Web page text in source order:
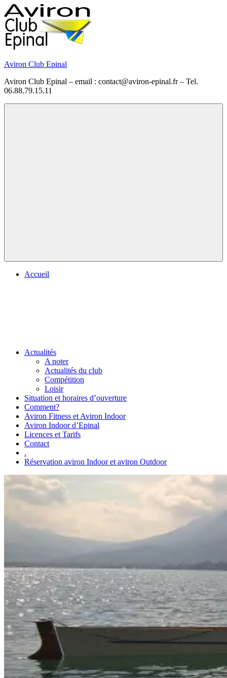
Skip
to
content
Aviron Club Epinal
Aviron Club Epinal – email : contact@aviron-epinal.fr – Tel.
06.88.79.15.11
Accueil
Actualités
A noter
Actualités du club
Compétition
Loisir
Situation et horaires d’ouverture
Comment?
Aviron Fitness et Aviron Indoor
Aviron Indoor d’Epinal
Licences et Tarifs
Contact
.
Réservation aviron Indoor et aviron Outdoor